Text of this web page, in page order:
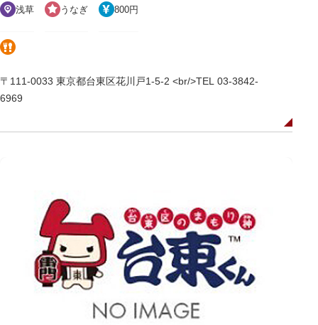
浅草 うなぎ 800円
〒111-0033 東京都台東区花川戸1-5-2 <br/>TEL 03-3842-
6969